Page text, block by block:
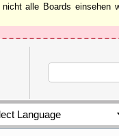
alle Boards einsehen